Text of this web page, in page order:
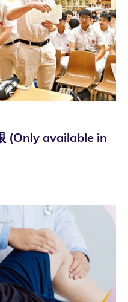
(Only available in